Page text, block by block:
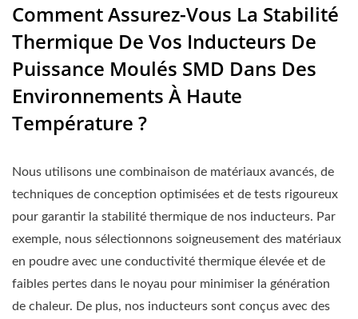
Comment Assurez-Vous La Stabilité
Thermique De Vos Inducteurs De
Puissance Moulés SMD Dans Des
Environnements À Haute
Température ?
Nous utilisons une combinaison de matériaux avancés, de
techniques de conception optimisées et de tests rigoureux
pour garantir la stabilité thermique de nos inducteurs. Par
exemple, nous sélectionnons soigneusement des matériaux
en poudre avec une conductivité thermique élevée et de
faibles pertes dans le noyau pour minimiser la génération
de chaleur. De plus, nos inducteurs sont conçus avec des